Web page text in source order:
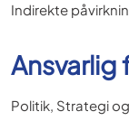
Indirekte
Ansvarlig
Politik, Strategi